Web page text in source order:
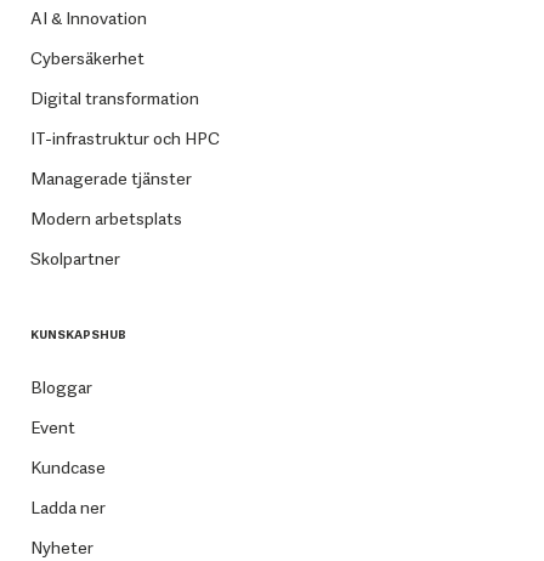
AI & Innovation
Cybersäkerhet
Digital transformation
IT-infrastruktur och HPC
Managerade tjänster
Modern arbetsplats
Skolpartner
KUNSKAPSHUB
Bloggar
Event
Kundcase
Ladda ner
Nyheter